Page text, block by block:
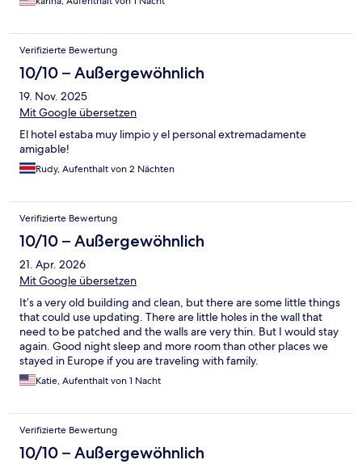
Verifizierte Bewertung
10/10 – Außergewöhnlich
19. Nov. 2025
Mit Google übersetzen
El hotel estaba muy limpio y el personal extremadamente
amigable!
Rudy, Aufenthalt von 2 Nächten
Verifizierte Bewertung
10/10 – Außergewöhnlich
21. Apr. 2026
Mit Google übersetzen
It’s a very old building and clean, but there are some little things
that could use updating. There are little holes in the wall that
need to be patched and the walls are very thin. But I would stay
again. Good night sleep and more room than other places we
stayed in Europe if you are traveling with family.
Katie, Aufenthalt von 1 Nacht
Verifizierte Bewertung
10/10 – Außergewöhnlich